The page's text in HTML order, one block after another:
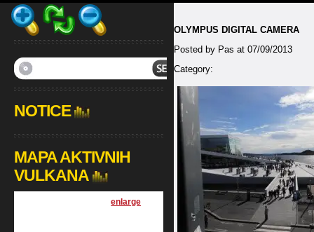
OLYMPUS DIGITAL CAMERA
Posted by Pas at 07/09/2013
Category:
NOTICE
MAPA AKTIVNIH
VULKANA
[enlarge